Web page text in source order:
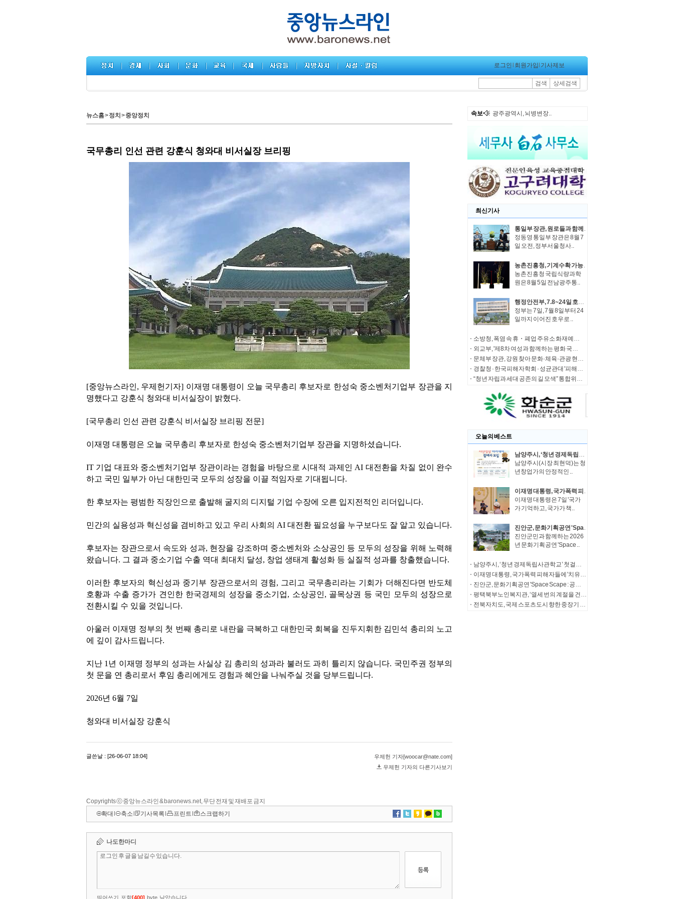
로그인 회원가입 기사제보
검색 상세검색
뉴스홈>정치 >중앙정치
Copyrights ⓒ 중앙뉴스라인 & baronews.net, 무단 전재 및 재배포 금지
확대
축소 기사목록 프린트 스크랩하기
속보 광주광역시, 뇌병변장..
최신기사
통일부 장관, 원로들과 함께 '한반도 평화공존 발전구상' 공감대 형성 방안 논의
정동영 통일부 장관은 8월 7
일 오전, 정부서울청사..
농촌진흥청, 기계수확 가능한 녹두 새 품종 '채흔' 현장 평가회
농촌진흥청 국립식량과학
원은 8월 5일 전남광주통..
행정안전부, 7.8~24일 호우 피해 특별재난지역 선포
정부는 7일, 7월 8일부터 24
일까지 이어진 호우로 ..
소방청, 폭염 속 휴・폐업 주유소 화재예방에 총력
외교부, '제8차 여성과 함께하는 평화 국제회의' 청년 서포터즈 모집
문체부 장관, 강원 찾아 문화·체육·관광 현장 소통 나서
경찰청 · 한국피해자학회 · 성균관대 '피해자 중심 사법개혁' 학술대회 개최
“청년 자립과 세대 공존의 길 모색” 통합위, '세대상생 자산 특별위원회' 출범
오늘의 베스트
남양주시, ‘청년 경제독립사관학교’ 첫걸음… 청년창업가 자산성장 아카데미 참여자 모집
남양주시(시장 최현덕)는 청
년창업가의 안정적인 ..
이재명 대통령, 국가폭력 피해자들에 '치유와 명예 회복' 정부 의지 전달
이재명 대통령은 7일 '국가
가 기억하고, 국가가 책..
진안군, 문화기획공연 'Space Scape : 공간풍경'성공적 마무리
진안군민과 함께하는 2026
년 문화기획공연 'Space ..
남양주시, ‘청년 경제독립사관학교’ 첫걸음… 청년창업가 자산성장 아카데미 참여자 모집
이재명 대통령, 국가폭력 피해자들에 '치유와 명예 회복' 정부 의지 전달
진안군, 문화기획공연 'Space Scape : 공간풍경'성공적 마무리
평택북부노인복지관, ‘열세 번의 계절을 건너, 다시 따뜻한 한 끼로’ 송탄농협의 13년의 동행
전북자치도, 국제 스포츠도시 향한 중장기 발전전략 제시